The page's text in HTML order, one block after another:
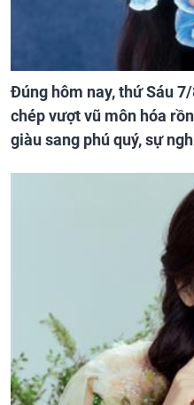
Đúng hôm nay, thứ Sáu
chép vượt vũ môn hóa
giàu sang phú quý, sự